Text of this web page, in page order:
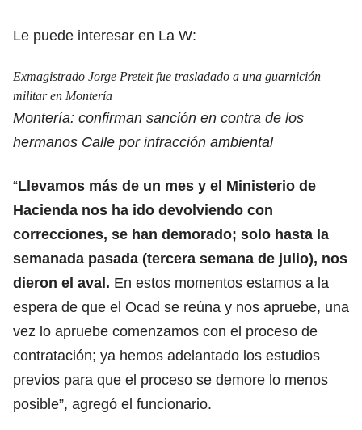
Le puede interesar en La W:
Exmagistrado Jorge Pretelt fue trasladado a una guarnición
militar en Montería
Montería: confirman sanción en contra de los
hermanos Calle por infracción ambiental
“Llevamos más de un mes y el Ministerio de
Hacienda nos ha ido devolviendo con
correcciones, se han demorado; solo hasta la
semanada pasada (tercera semana de julio), nos
dieron el aval. En estos momentos estamos a la
espera de que el Ocad se reúna y nos apruebe, una
vez lo apruebe comenzamos con el proceso de
contratación; ya hemos adelantado los estudios
previos para que el proceso se demore lo menos
posible”, agregó el funcionario.